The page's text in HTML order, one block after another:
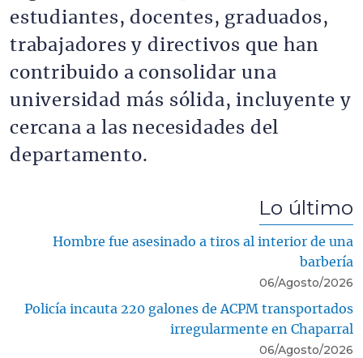
estudiantes, docentes, graduados,
trabajadores y directivos que han
contribuido a consolidar una
universidad más sólida, incluyente y
cercana a las necesidades del
departamento.
Lo último
Hombre fue asesinado a tiros al interior de una
barbería
06/Agosto/2026
Policía incauta 220 galones de ACPM transportados
irregularmente en Chaparral
06/Agosto/2026